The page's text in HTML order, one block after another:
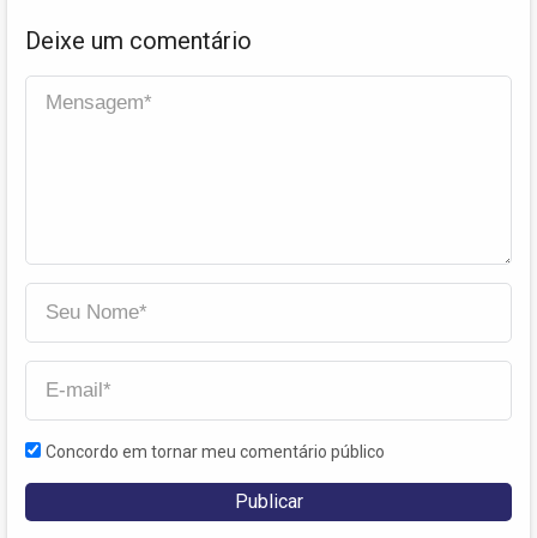
Deixe um comentário
Concordo em tornar meu comentário público